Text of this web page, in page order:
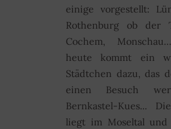
einige vorgestellt:
Rothenburg ob der
Cochem,
heute kommt ein
Städtchen dazu, das
einen Besuch
Bernkastel-Kues...
liegt im Moseltal und